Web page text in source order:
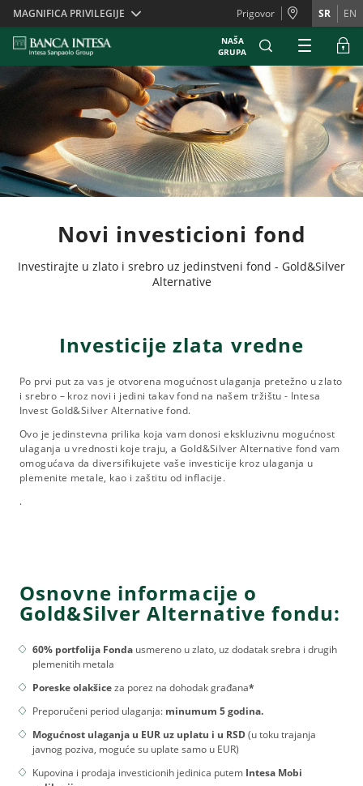
Skiplinks
MAGNIFICA PRIVILEGIJE Prigovor SR EN
NAŠA
GRUPA
Novi investicioni fond
Investirajte u zlato i srebro uz jedinstveni fond - Gold&Silver
Alternative
Investicije zlata vredne
Po prvi put za vas je otvorena mogućnost ulaganja pretežno u zlato
i srebro – kroz novi i jedini takav fond na našem tržištu - Intesa
Invest Gold&Silver Alternative fond.
Ovo je jedinstevna prilika koja vam donosi ekskluzivnu mogućnost
ulaganja u vrednosti koje traju, a Gold&Silver Alternative fond vam
omogućava da diversifikujete vaše investicije kroz ulaganja u
plemenite metale, kao i zaštitu od inflacije.
.
Osnovne informacije o
Gold&Silver Alternative fondu:
60% portfolija Fonda usmereno u zlato, uz dodatak srebra i drugih
plemenitih metala
Poreske olakšiceza porez na dohodak građana*
Preporučeni period ulaganja: minumum 5 godina.
Mogućnost ulaganja u EUR uz uplatu i u RSD(u toku trajanja
javnog poziva, moguće su uplate samo u EUR)
Kupovina i prodaja investicionih jedinica putem Intesa Mobi